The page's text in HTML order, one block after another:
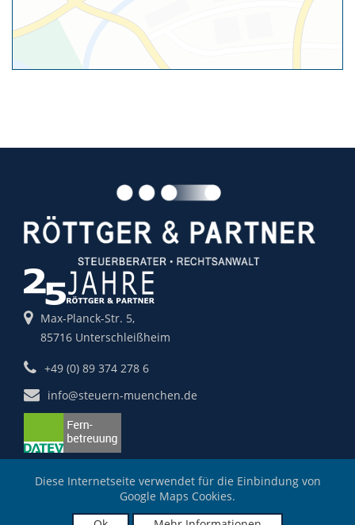
Diese Internetseite verwendet für die Einbindung von
Google Maps Cookies.
Max-Planck-Str. 5,
85716 Unterschleißheim
+49 (0) 89 374 278 6
info@steuern-muenchen.de
Impressum Datenschutz